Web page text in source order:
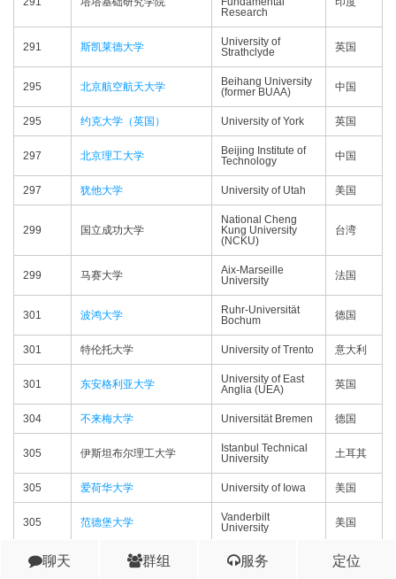
Research
291 斯凯莱德大学
University of
Strathclyde
英国
295 北京航空航天大学
Beihang University
(former BUAA)
中国
295 约克大学（英国） University of York 英国
297 北京理工大学
Beijing Institute of
Technology
中国
297 犹他大学 University of Utah 美国
299 国立成功大学
National Cheng
Kung University
(NCKU)
台湾
299 马赛大学
Aix-Marseille
University
法国
301 波鸿大学
Ruhr-Universität
Bochum
德国
301 特伦托大学 University of Trento 意大利
301 东安格利亚大学
University of East
Anglia (UEA)
英国
304 不来梅大学 Universität Bremen 德国
305 伊斯坦布尔理工大学
Istanbul Technical
University
土耳其
305 爱荷华大学 University of Iowa 美国
305 范德堡大学
Vanderbilt
University
美国
308 孔波斯特拉大学
Universidade de
Santiago de
西班牙
聊天 群组 服务 定位